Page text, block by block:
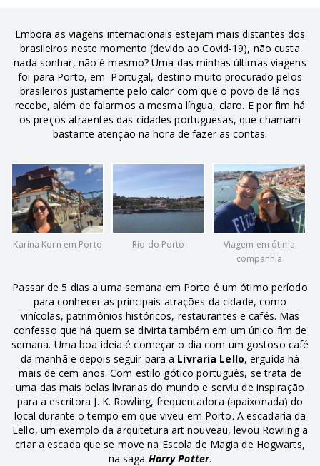
Embora as viagens internacionais estejam mais distantes dos
brasileiros neste momento (devido ao Covid-19), não custa
nada sonhar, não é mesmo? Uma das minhas últimas viagens
foi para Porto, em Portugal, destino muito procurado pelos
brasileiros justamente pelo calor com que o povo de lá nos
recebe, além de falarmos a mesma língua, claro. E por fim há
os preços atraentes das cidades portuguesas, que chamam
bastante atenção na hora de fazer as contas.
Karina Korn em Porto Rio do Porto
Viagem em ótima
companhia
Passar de 5 dias a uma semana em Porto é um ótimo período
para conhecer as principais atrações da cidade, como
vinícolas, patrimônios históricos, restaurantes e cafés. Mas
confesso que há quem se divirta também em um único fim de
semana. Uma boa ideia é começar o dia com um gostoso café
da manhã e depois seguir para a Livraria Lello, erguida há
mais de cem anos. Com estilo gótico português, se trata de
uma das mais belas livrarias do mundo e serviu de inspiração
para a escritora J. K. Rowling, frequentadora (apaixonada) do
local durante o tempo em que viveu em Porto. A escadaria da
Lello, um exemplo da arquitetura art nouveau, levou Rowling a
criar a escada que se move na Escola de Magia de Hogwarts,
na saga Harry Potter.